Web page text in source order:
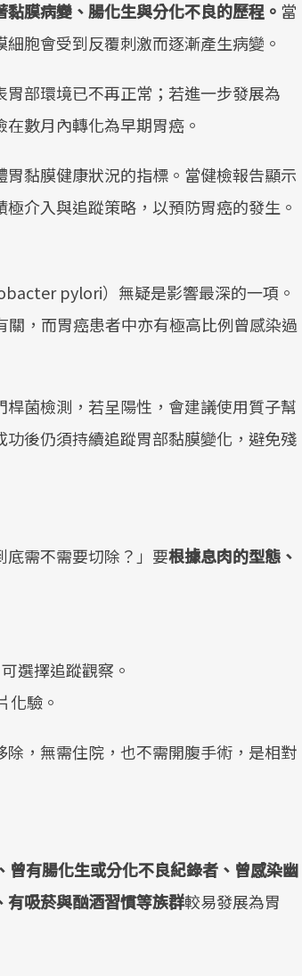
黏膜病變、腸化生與分化不良的歷程。 當
胞會受到反覆刺激而逐漸產生病變。
部環境已不再正常；若進一步發展為
數月內轉化為早期胃癌。
黏膜健康狀況的指標。當健檢報告顯示
介入與追蹤策略，以預防胃癌的發生。
pylori）無疑是影響最深的一項。
，而胃癌患者中亦有極高比例曾感染過
菌檢測，若呈陽性，會建議使用質子幫
後仍須持續追蹤胃部黏膜變化，避免殘
需不需要切除？」要根據息肉的型態、
選擇追蹤觀察。
化驗。
，無需住院，也不需開腹手術，是相對
有腸化生或分化不良紀錄者、曾感染幽
有吸菸與酗酒習慣等族群較易發展為胃